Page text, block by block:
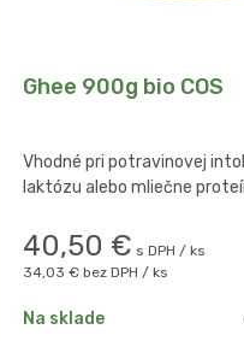
Ghee 900g bio COS
Vhodné pri potravinovej
laktózu alebo mliečne
40,50 € s DPH / ks
34,03 € bez DPH / ks
Na sklade